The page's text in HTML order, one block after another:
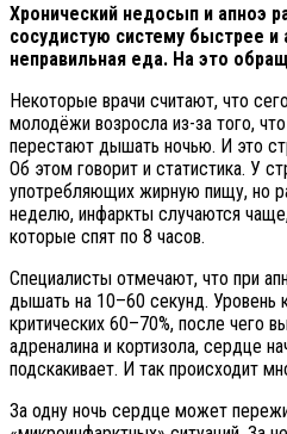
Хронический недосып и апноэ
сосудистую систему быстрее и
неправильная еда. На это
Некоторые врачи считают, что
молодёжи возросла из-за того,
перестают дышать ночью. И это
Об этом говорит и статистика. У
употребляющих жирную пищу, но
неделю, инфаркты случаются
которые спят по 8 часов.
Специалисты отмечают, что при
дышать на 10–60 секунд. Уровень
критических 60–70%, после чего
адреналина и кортизола, сердце
подскакивает. И так происходит
За одну ночь сердце может